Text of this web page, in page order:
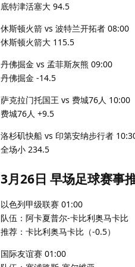
底特津活塞大 94.5
休斯顿火箭 vs 波特兰开拓者 08:00
休斯顿火箭大 115.5
丹佛掘金 vs 孟菲斯灰熊 09:00
丹佛掘金 -14.5
萨克拉门托国王 vs 费城76人 10:00
费城76人 +9.5
洛杉矶快船 vs 印第安纳步行者
全场小 234.5
3月26日 早场足球赛事
以色列甲级联赛 01:00
队伍：阿卡夏普尔-卡比利奥马卡比
推荐：卡比利奥马卡比（-0.5）
国际友谊赛 01:00